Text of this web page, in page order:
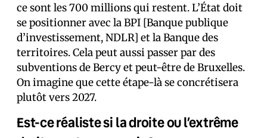
ce sont les 700 millions qui restent. L’État doit
se positionner avec la BPI [Banque publique
d’investissement, NDLR] et la Banque des
territoires. Cela peut aussi passer par des
subventions de Bercy et peut-être de Bruxelles.
On imagine que cette étape-là se concrétisera
plutôt vers 2027.
Est-ce réaliste si la droite ou l’extrême